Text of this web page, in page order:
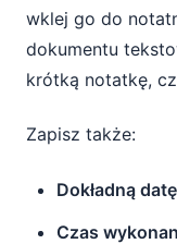
wklej go do
dokumentu
krótką notatkę,
Zapisz także:
Dokładną
Czas